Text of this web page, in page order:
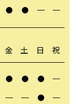
金 土 日 祝